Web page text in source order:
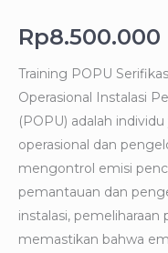
Rp8.500.000
Training POPU
Operasional Instalasi
(POPU) adalah
operasional dan
mengontrol emisi
pemantauan dan
instalasi, pemeliharaan
memastikan bahwa